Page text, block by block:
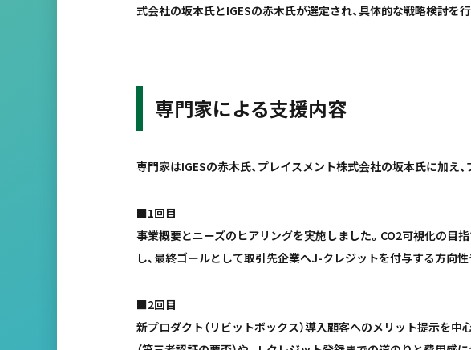
式会社の坂本氏とIGESの赤木氏が選定され、具体的な戦略検討を
専門家による支援内容
専門家はIGESの赤木氏、プレイスメント株式会社の坂本氏に加え
■1回目
事業概要とニーズのヒアリングを実施しました。CO2可視化の目
し、最終ゴールとして取引先企業へJ-クレジットを付与する方向
■2回目
新プロダクト（リビットボックス）導入顧客へのメリット提示を